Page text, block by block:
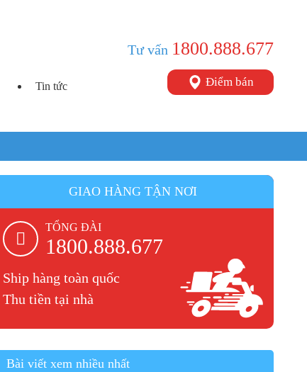
Tin tức
Tư vấn 1800.888.677
Điểm bán
GIAO HÀNG TẬN NƠI
TỔNG ĐÀI
1800.888.677
Ship hàng toàn quốc
Thu tiền tại nhà
Bài viết xem nhiều nhất